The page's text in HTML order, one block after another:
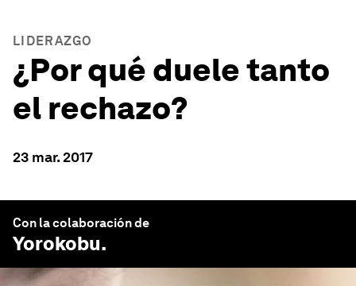
LIDERAZGO
¿Por qué duele tanto
el rechazo?
23 mar. 2017
Con la colaboración de
Yorokobu.